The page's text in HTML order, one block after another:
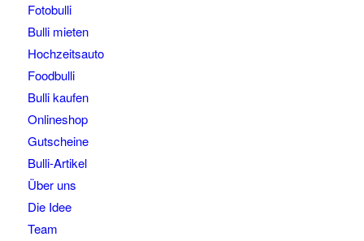
Fotobulli
Bulli mieten
Hochzeitsauto
Foodbulli
Bulli kaufen
Onlineshop
Gutscheine
Bulli-Artikel
Über uns
Die Idee
Team